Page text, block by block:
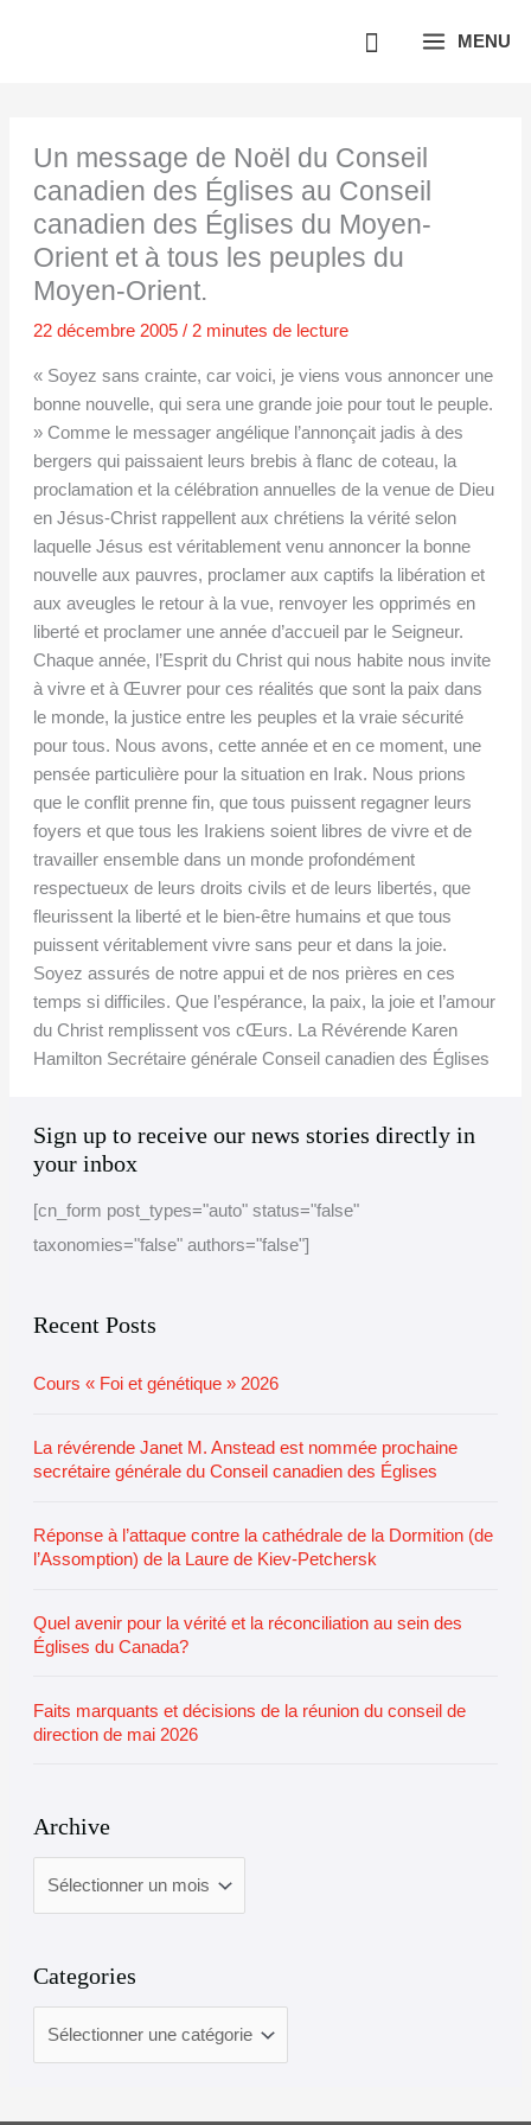
MENU
Un message de Noël du Conseil
canadien des Églises au Conseil
canadien des Églises du Moyen-
Orient et à tous les peuples du
Moyen-Orient.
22 décembre 2005 / 2 minutes de lecture
« Soyez sans crainte, car voici, je viens vous annoncer une
bonne nouvelle, qui sera une grande joie pour tout le peuple.
» Comme le messager angélique l’annonçait jadis à des
bergers qui paissaient leurs brebis à flanc de coteau, la
proclamation et la célébration annuelles de la venue de Dieu
en Jésus-Christ rappellent aux chrétiens la vérité selon
laquelle Jésus est véritablement venu annoncer la bonne
nouvelle aux pauvres, proclamer aux captifs la libération et
aux aveugles le retour à la vue, renvoyer les opprimés en
liberté et proclamer une année d’accueil par le Seigneur.
Chaque année, l’Esprit du Christ qui nous habite nous invite
à vivre et à Œuvrer pour ces réalités que sont la paix dans
le monde, la justice entre les peuples et la vraie sécurité
pour tous. Nous avons, cette année et en ce moment, une
pensée particulière pour la situation en Irak. Nous prions
que le conflit prenne fin, que tous puissent regagner leurs
foyers et que tous les Irakiens soient libres de vivre et de
travailler ensemble dans un monde profondément
respectueux de leurs droits civils et de leurs libertés, que
fleurissent la liberté et le bien-être humains et que tous
puissent véritablement vivre sans peur et dans la joie.
Soyez assurés de notre appui et de nos prières en ces
temps si difficiles. Que l’espérance, la paix, la joie et l’amour
du Christ remplissent vos cŒurs. La Révérende Karen
Hamilton Secrétaire générale Conseil canadien des Églises
Sign up to receive our news stories directly in
your inbox
[cn_form post_types="auto" status="false"
taxonomies="false" authors="false"]
Recent Posts
Cours « Foi et génétique » 2026
La révérende Janet M. Anstead est nommée prochaine
secrétaire générale du Conseil canadien des Églises
Réponse à l’attaque contre la cathédrale de la Dormition (de
l’Assomption) de la Laure de Kiev-Petchersk
Quel avenir pour la vérité et la réconciliation au sein des
Églises du Canada?
Faits marquants et décisions de la réunion du conseil de
direction de mai 2026
Archive
r
c
h
i
e
Categories
a
t
e
g
r
e